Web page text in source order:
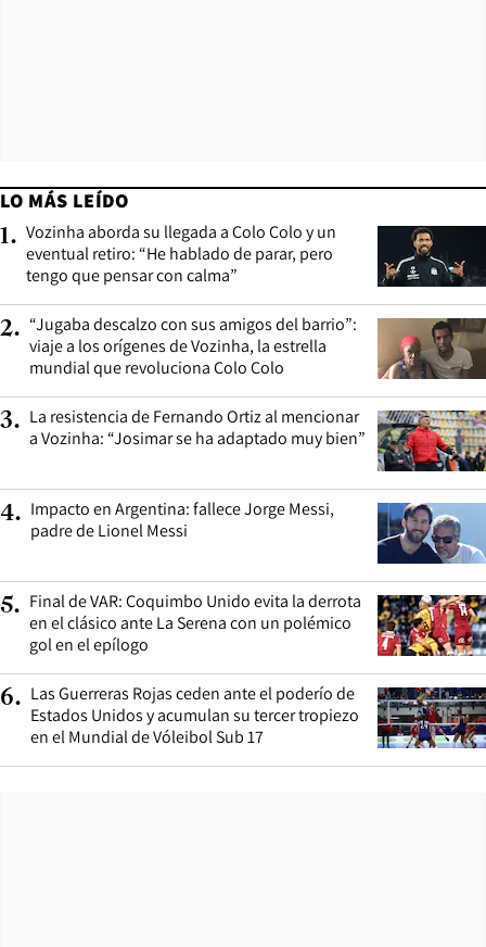
LO MÁS LEÍDO
1. Vozinha aborda su llegada a Colo Colo y un
eventual retiro: “He hablado de parar, pero
tengo que pensar con calma”
2. “Jugaba descalzo con sus amigos del barrio”:
viaje a los orígenes de Vozinha, la estrella
mundial que revoluciona Colo Colo
3. La resistencia de Fernando Ortiz al mencionar
a Vozinha: “Josimar se ha adaptado muy bien”
4. Impacto en Argentina: fallece Jorge Messi,
padre de Lionel Messi
5. Final de VAR: Coquimbo Unido evita la derrota
en el clásico ante La Serena con un polémico
gol en el epílogo
6. Las Guerreras Rojas ceden ante el poderío de
Estados Unidos y acumulan su tercer tropiezo
en el Mundial de Vóleibol Sub 17